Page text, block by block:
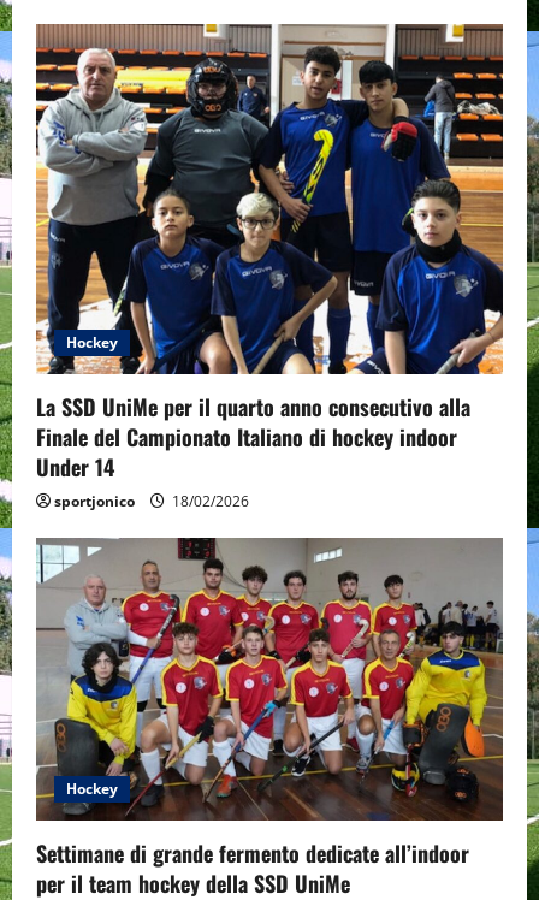
Hockey
La SSD UniMe per il quarto anno consecutivo alla
Finale del Campionato Italiano di hockey indoor
Under 14
sportjonico 18/02/2026
Hockey
Settimane di grande fermento dedicate all’indoor
per il team hockey della SSD UniMe